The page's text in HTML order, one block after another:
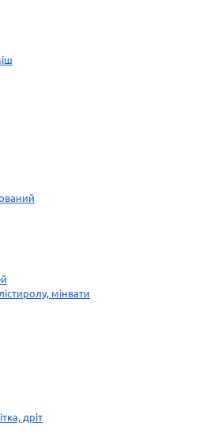
мінвати
дріт